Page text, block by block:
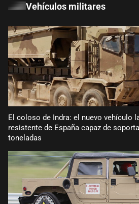
Vehículos militares
El coloso de Indra: el nuevo vehículo
resistente de España capaz de
toneladas